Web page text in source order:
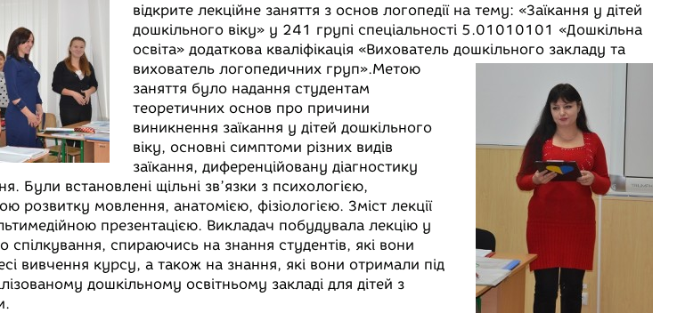
s
A
p
p
i
відкрите лекційне заняття з основ логопедії на тему: «Заїкання у дітей
дошкільного віку» у 241 групі спеціальності 5.01010101 «Дошкільна
освіта» додаткова кваліфікація «Вихователь дошкільного закладу та
вихователь логопедичних груп».Метою
заняття було надання студентам
теоретичних основ про причини
виникнення заїкання у дітей дошкільного
віку, основні симптоми різних видів
заїкання, диференційовану діагностику
Були встановлені щільні зв’язки з психологією,
розвитку мовлення, анатомією, фізіологією. Зміст лекції
презентацією. Викладач побудувала лекцію у
спілкування, спираючись на знання студентів, які вони
вивчення курсу, а також на знання, які вони отримали під
дошкільному освітньому закладі для дітей з